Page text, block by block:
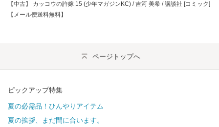
【中古】 カッコウの許嫁 15 (少年マガジンKC) / 吉河 美希 / 講談社 [コミック]
【メール便送料無料】
ページトップへ
ピックアップ特集
夏の必需品！ひんやりアイテム
夏の挨拶、まだ間に合います。